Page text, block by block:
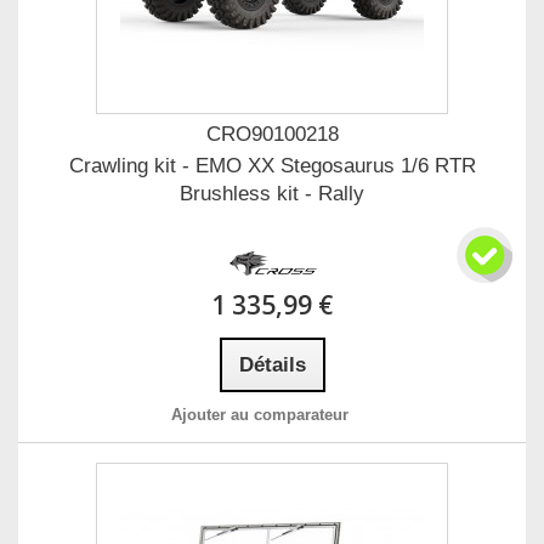
CRO90100218
Crawling kit - EMO XX Stegosaurus 1/6 RTR
Brushless kit - Rally
1 335,99 €
Détails
Ajouter au comparateur